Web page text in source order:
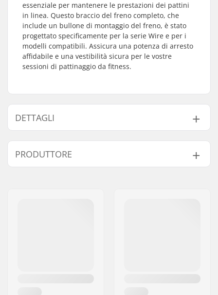
essenziale per mantenere le prestazioni dei pattini
in linea. Questo braccio del freno completo, che
include un bullone di montaggio del freno, è stato
progettato specificamente per la serie Wire e per i
modelli compatibili. Assicura una potenza di arresto
affidabile e una vestibilità sicura per le vostre
sessioni di pattinaggio da fitness.
DETTAGLI
Bullone montaggio
freno:
Incluso
PRODUTTORE